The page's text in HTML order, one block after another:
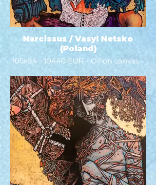
Narcissus / Vasyl Netsko
(Poland)
105x84 - 10440 EUR - Oil on canvas -
series "In the Footsteps of the Great
Masters". Inspired by Shakespeare's
Hamlet "To be or not to be, that is the
question?